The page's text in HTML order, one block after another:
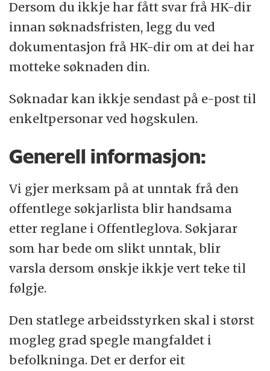
Dersom du ikkje har fått svar frå HK-dir
innan søknadsfristen, legg du ved
dokumentasjon frå HK-dir om at dei har
motteke søknaden din.
Søknadar kan ikkje sendast på e-post til
enkeltpersonar ved høgskulen.
Generell informasjon:
Vi gjer merksam på at unntak frå den
offentlege søkjarlista blir handsama
etter reglane i Offentleglova. Søkjarar
som har bede om slikt unntak, blir
varsla dersom ønskje ikkje vert teke til
følgje.
Den statlege arbeidsstyrken skal i størst
mogleg grad spegle mangfaldet i
befolkninga. Det er derfor eit